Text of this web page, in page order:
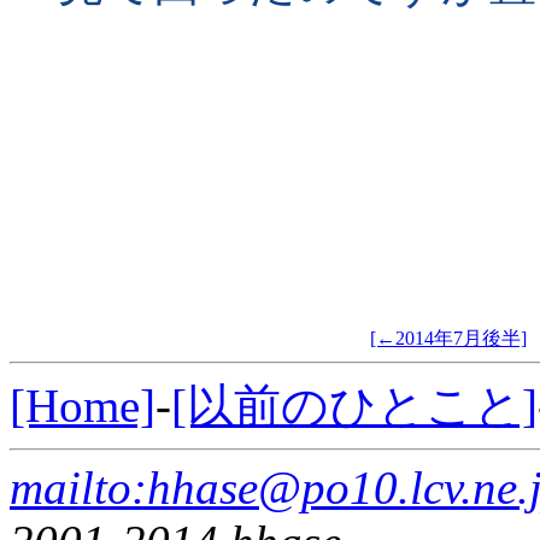
[←2014年7月後半]
[Home]-[以前のひとこと]